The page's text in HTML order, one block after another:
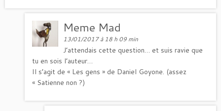
Meme Mad
13/01/2017 à 18 h 09 min
J’attendais cette question… et suis ravie que
tu en sois l’auteur…
Il s’agit de « Les gens » de Daniel Goyone. (assez
« Satienne non ?)